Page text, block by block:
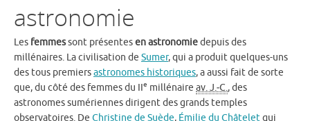
astronomie
Les femmessont présentesen astronomiedepuis des
millénaires. La civilisation de Sumer,qui a produit quelques-uns
des tous premiersastronomes historiques, a aussi fait de sorte
que, du côté des femmes du IIe millénaire av. J.‑C., des
astronomes sumériennes dirigent des grands temples
observatoires. De Christine de Suède, Émilie du Châteletqui